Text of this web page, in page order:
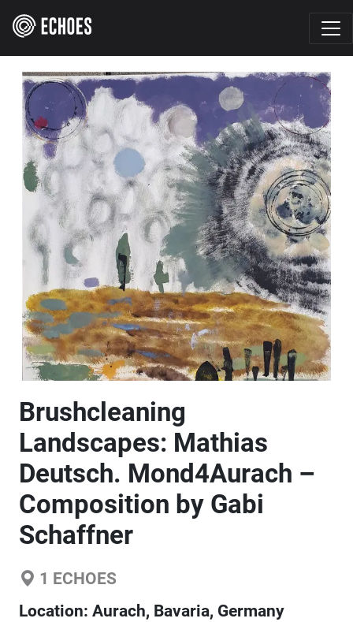
Brushcleaning
Landscapes: Mathias
Deutsch. Mond4Aurach –
Composition by Gabi
Schaffner
1 ECHOES
Location: Aurach, Bavaria, Germany